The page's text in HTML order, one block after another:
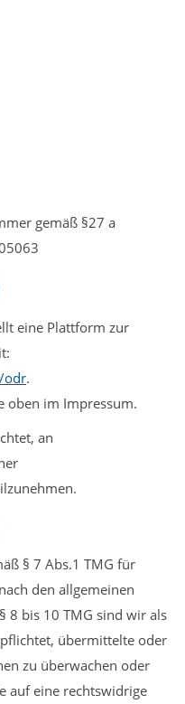
gemäß §27 a
eine Plattform zur
odr.
oben im Impressum.
an
§ 7 Abs.1 TMG für
den allgemeinen
8 bis 10 TMG sind wir als
übermittelte oder
zu überwachen oder
auf eine rechtswidrige